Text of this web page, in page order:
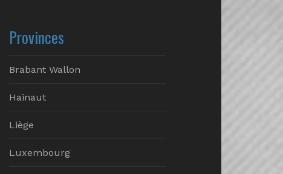
Provinces
Brabant Wallon
Hainaut
Liège
Luxembourg